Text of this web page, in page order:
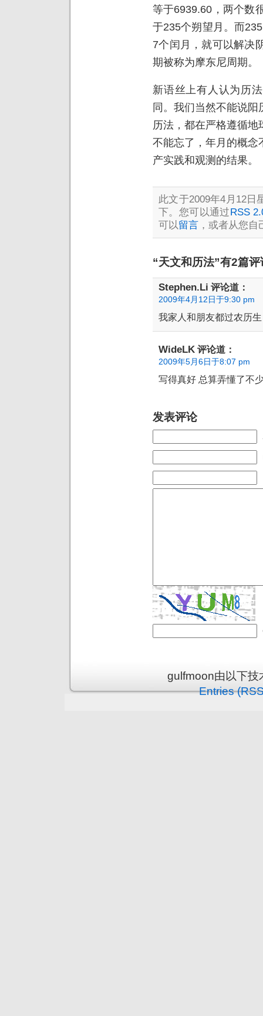
等于6939.60，两个数
于235个朔望月。而
7个闰月，就可以解决
期被称为摩东尼周期。
新语丝上有人认为历
同。我们当然不能说
历法，都在严格遵循
不能忘了，年月的概念
产实践和观测的结果。
此文于2009年4月12日
下。您可以通过RSS
可以留言 ，或者从您自
“天文和历法”有2篇评
Stephen.Li 评论道：
2009年4月12日于9:30 pm
我家人和朋友都过农历
WideLK 评论道：
2009年5月6日于8:07 pm
写得真好 总算弄懂了不
发表评论
gulfmoon由以下
Entries